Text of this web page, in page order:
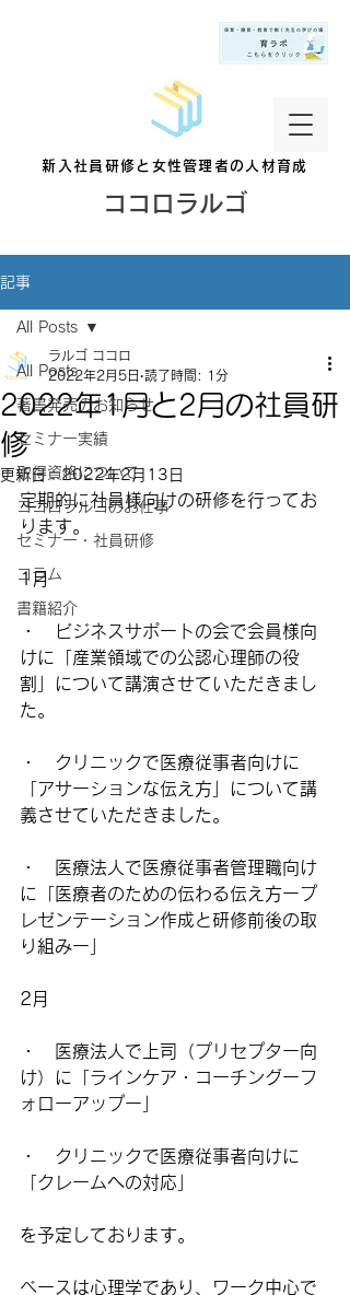
新入社員研修と女性管理者の人材育成
ココロラルゴ
記事
All Posts
著書発売のお知らせ
セミナー実績
取得資格について
ココロラルゴのお仕事
セミナー・社員研修
コラム
書籍紹介
All Posts
2022年1月と2月の社員研
修
ラルゴ ココロ
2022年2月5日 読了時間: 1分
更新日：2022年2月13日
定期的に社員様向けの研修を行ってお
ります。
1月
・　ビジネスサポートの会で会員様向
けに「産業領域での公認心理師の役
割」について講演させていただきまし
た。
・　クリニックで医療従事者向けに
「アサーションな伝え方」について講
義させていただきました。
・　医療法人で医療従事者管理職向け
に「医療者のための伝わる伝え方ープ
レゼンテーション作成と研修前後の取
り組みー」
2月
・　医療法人で上司（プリセプター向
け）に「ラインケア・コーチングーフ
ォローアップー」
・　クリニックで医療従事者向けに
「クレームへの対応」
を予定しております。
ベースは心理学であり、ワーク中心で